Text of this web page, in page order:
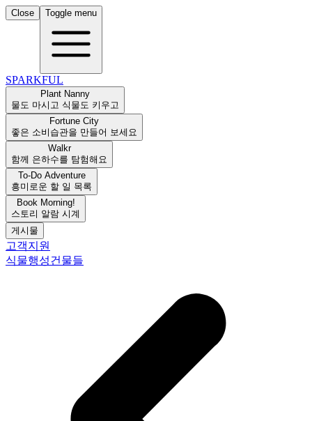
Close Toggle menu
SPARKFUL
Plant Nanny
물도 마시고 식물도 키우고
Fortune City
좋은 소비습관을 만들어 보세요
Walkr
함께 은하수를 탐험해요
To-Do Adventure
흥미로운 할 일 목록
Book Morning!
스토리 알람 시계
게시물
고객지원
식물행성건물들